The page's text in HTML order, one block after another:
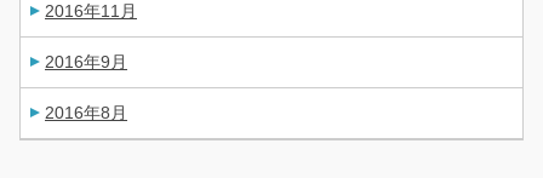
2016年11月
2016年9月
2016年8月